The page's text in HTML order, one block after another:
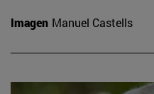
Imagen Manuel Castells